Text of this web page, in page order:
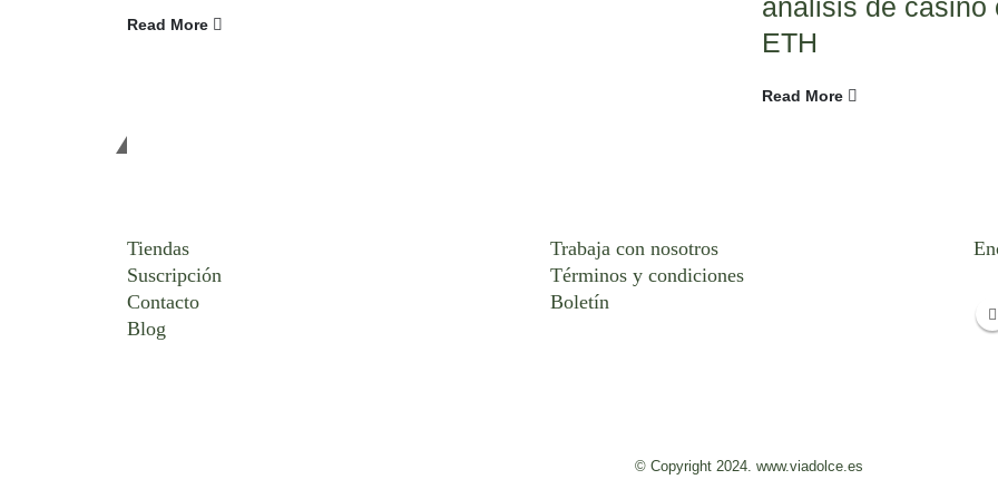
Read More
análisis de casino
ETH
Read More
Tiendas
Suscripción
Contacto
Blog
Trabaja con nosotros
Términos y condiciones
Boletín
© Copyright 2024. www.viadolce.es